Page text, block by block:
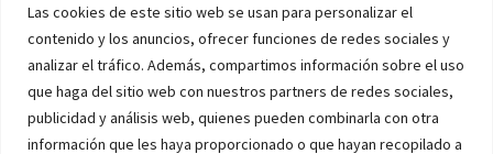
Las cookies de este sitio web se usan para personalizar el
contenido y los anuncios, ofrecer funciones de redes sociales y
analizar el tráfico. Además, compartimos información sobre el uso
que haga del sitio web con nuestros partners de redes sociales,
publicidad y análisis web, quienes pueden combinarla con otra
información que les haya proporcionado o que hayan recopilado a
Implantes Dentales Madrid